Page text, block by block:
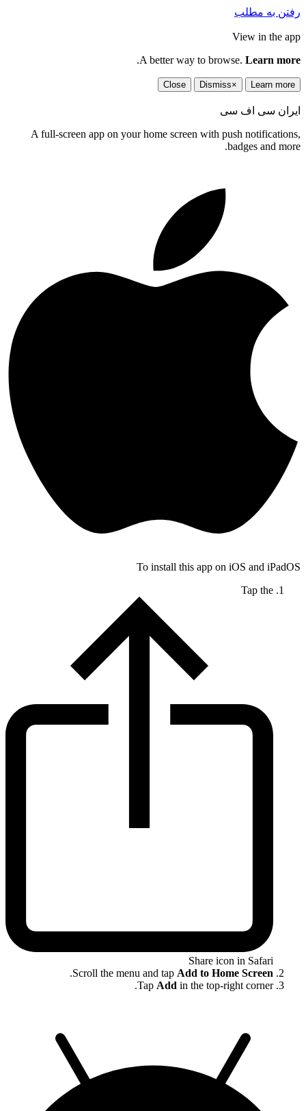
مطلب
View in
A better way to browse.
.
×
Dismiss
Close
سی اف سی
A full-screen app on your home screen with push
badges
To install this app on iOS and
Tap
Share icon in
Scroll the menu and tapAdd to Home
.
TapAddin the top-right